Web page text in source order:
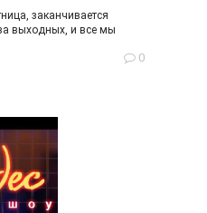
заканчивается
выходных, и все мы
0